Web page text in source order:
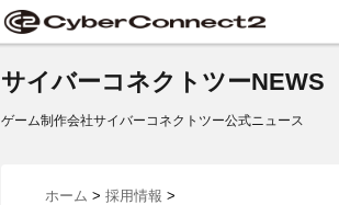
サイバーコネクトツーNEWS
ゲーム制作会社サイバーコネクトツー公式ニュース
ホーム > 採用情報 >